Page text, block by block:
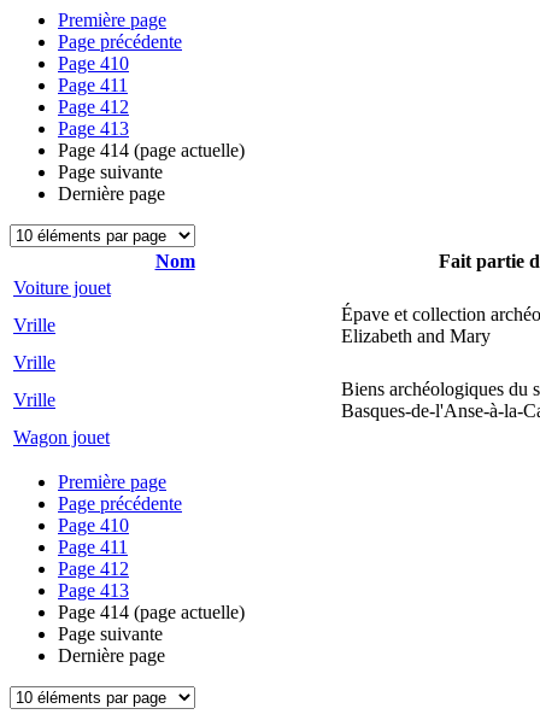
Première page
Page précédente
Page 410
Page 411
Page 412
Page 413
Page 414 (page actuelle)
Page suivante
Dernière page
Nom
Fait partie
Voiture jouet
Vrille
Épave et collection
Elizabeth and Mary
Vrille
Vrille
Biens archéologiques du
Basques-de-l'Anse-à-la-
Wagon jouet
Première page
Page précédente
Page 410
Page 411
Page 412
Page 413
Page 414 (page actuelle)
Page suivante
Dernière page